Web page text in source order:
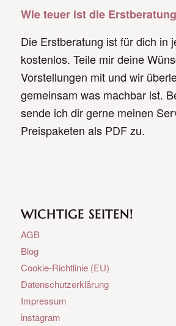
Wie teuer ist die
Die Erstberatung ist für dich in
kostenlos. Teile mir deine
Vorstellungen mit und wir
gemeinsam was machbar ist.
sende ich dir gerne meinen
Preispaketen als PDF zu.
WICHTIGE SEITEN!
AGB
Blog
Cookie-Richtlinie (EU)
Datenschutzerklärung
Impressum
instagram